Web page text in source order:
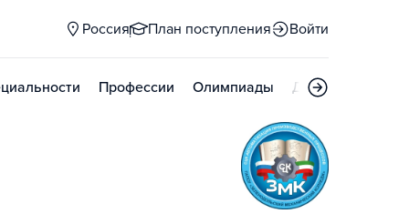
Россия План поступления Войти
Профессии Олимпиады Дни открытых